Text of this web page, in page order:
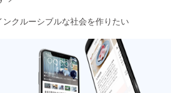
ンクルーシブルな社会を作りたい